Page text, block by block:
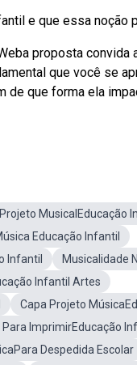
e que essa noção
proposta convida
que você se
de que forma ela
Projeto MusicalEducação
Educação Infantil
Infantil
Musicalidade
Infantil Artes
Capa Projeto
ImprimirEducação
Despedida Escolar